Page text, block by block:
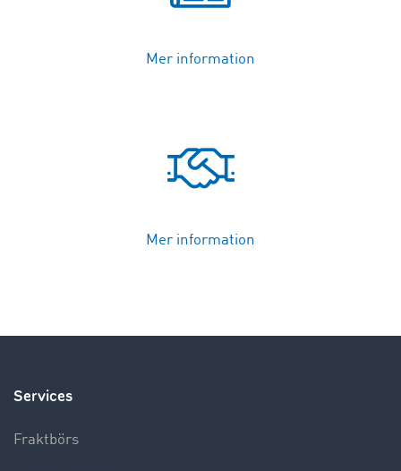
Mer information
Mer information
Services
Fraktbörs